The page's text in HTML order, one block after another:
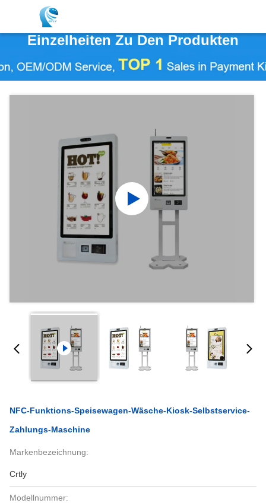
Einzelheiten Zu Den Produkten
NFC-Funktions-Speisewagen-Wäsche-Kiosk-Selbstservice-
Zahlungs-Maschine
Markenbezeichnung:
Crtly
Modellnummer: